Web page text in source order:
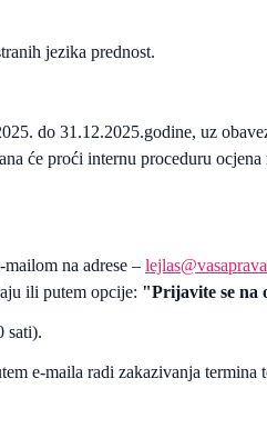
jezika prednost.
do 31.12.2025.godine, uz
će proći internu proceduru
na adrese –
ili putem opcije: "Prijavite se na
sati).
e-maila radi zakazivanja termina